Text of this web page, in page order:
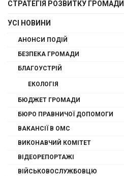
СТРАТЕГІЯ РОЗВИТКУ ГРОМАДИ
УСІ НОВИНИ
АНОНСИ ПОДІЙ
БЕЗПЕКА ГРОМАДИ
БЛАГОУСТРІЙ
ЕКОЛОГІЯ
БЮДЖЕТ ГРОМАДИ
БЮРО ПРАВНИЧОЇ ДОПОМОГИ
ВАКАНСІЇ В ОМС
ВИКОНАВЧИЙ КОМІТЕТ
ВІДЕОРЕПОРТАЖІ
ВІЙСЬКОВОСЛУЖБОВЦЮ